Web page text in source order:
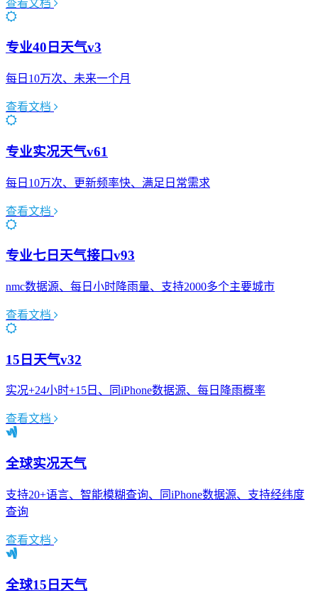
查看文档
专业40日天气v3
每日10万次、未来一个月
查看文档
专业实况天气v61
每日10万次、更新频率快、满足日常需求
查看文档
专业七日天气接口v93
nmc数据源、每日小时降雨量、支持2000多个主要城市
查看文档
15日天气v32
实况+24小时+15日、同iPhone数据源、每日降雨概率
查看文档
全球实况天气
支持20+语言、智能模糊查询、同iPhone数据源、支持经纬度
查询
查看文档
全球15日天气